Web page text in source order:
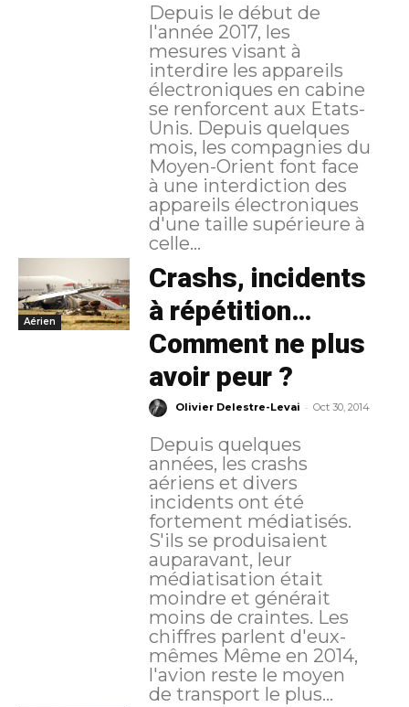
Depuis le début de
l'année 2017, les
mesures visant à
interdire les appareils
électroniques en cabine
se renforcent aux Etats-
Unis. Depuis quelques
mois, les compagnies du
Moyen-Orient font face
à une interdiction des
appareils électroniques
d'une taille supérieure à
celle...
Aérien
Crashs, incidents
à répétition…
Comment ne plus
avoir peur ?
Olivier Delestre-Levai - Oct 30, 2014
Depuis quelques
années, les crashs
aériens et divers
incidents ont été
fortement médiatisés.
S'ils se produisaient
auparavant, leur
médiatisation était
moindre et générait
moins de craintes. Les
chiffres parlent d'eux-
mêmes Même en 2014,
l'avion reste le moyen
de transport le plus...